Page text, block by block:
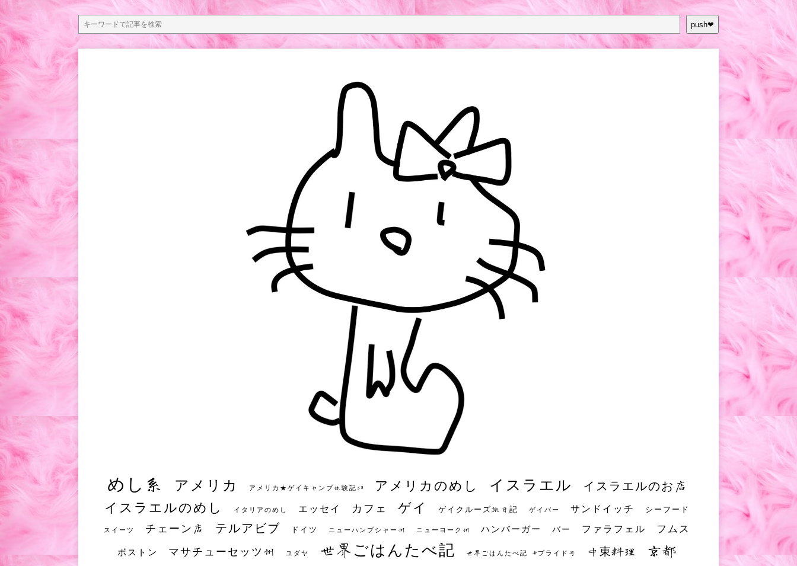
push❤︎
めし系 アメリカ アメリカ★ゲイキャンプ体験記S3 アメリカのめし イスラエル イスラエルのお店
イスラエルのめし イタリアのめし エッセイ カフェ ゲイ ゲイクルーズ旅日記 ゲイバー サンドイッチ シーフード
スイーツ チェーン店 テルアビブ ドイツ ニューハンプシャー州 ニューヨーク州 ハンバーガー バー ファラフェル フムス
ボストン マサチューセッツ州 ユダヤ 世界ごはんたべ記 世界ごはんたべ記 #プライド号 中東料理 京都